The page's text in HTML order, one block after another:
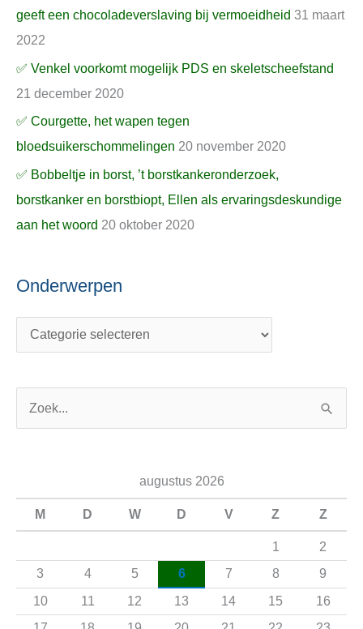
geeft een chocoladeverslaving bij vermoeidheid 31 maart
2022
✅ Venkel voorkomt mogelijk PDS en skeletscheefstand
21 december 2020
✅ Courgette, het wapen tegen
bloedsuikerschommelingen 20 november 2020
✅ Bobbeltje in borst, ’t borstkankeronderzoek,
borstkanker en borstbiopt, Ellen als ervaringsdeskundige
aan het woord 20 oktober 2020
Onderwerpen
a
r
:
augustus 2026
M D W D V Z Z
1
2
3
4 5 6 7 8
9
10
11 12 13 14 15
16